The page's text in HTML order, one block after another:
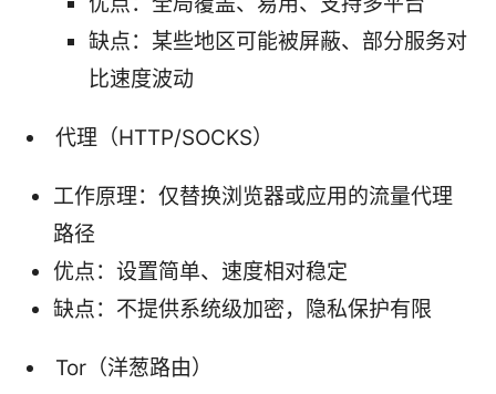
缺点：某些地区可能被屏蔽、部分服务对
比速度波动
代理（HTTP/SOCKS）
工作原理：仅替换浏览器或应用的流量代理
路径
优点：设置简单、速度相对稳定
缺点：不提供系统级加密，隐私保护有限
Tor（洋葱路由）